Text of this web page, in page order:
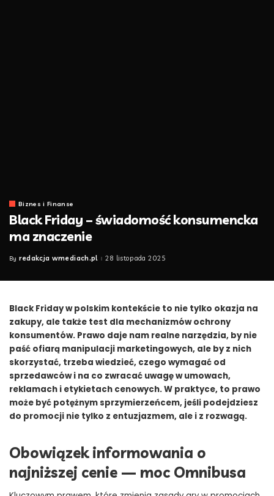
Biznes i Finanse
Black Friday – świadomość konsumencka
ma znaczenie
Posted
By redakcja wmediach.pl 28 listopada 2025
Black Friday w polskim kontekście to nie tylko okazja na
zakupy, ale także test dla mechanizmów ochrony
konsumentów. Prawo daje nam realne narzędzia, by nie
paść ofiarą manipulacji marketingowych, ale by z nich
skorzystać, trzeba wiedzieć, czego wymagać od
sprzedawców i na co zwracać uwagę w umowach,
reklamach i etykietach cenowych. W praktyce, to prawo
może być potężnym sprzymierzeńcem, jeśli podejdziesz
do promocji nie tylko z entuzjazmem, ale i z rozwagą.
Obowiązek informowania o
najniższej cenie — moc Omnibusa